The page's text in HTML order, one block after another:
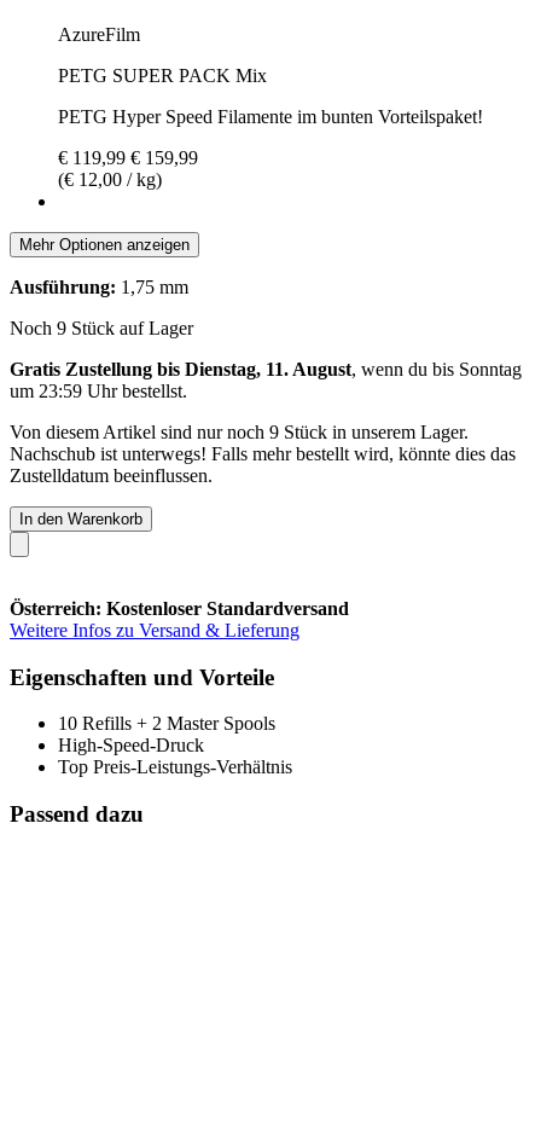
AzureFilm
PETG SUPER PACK Mix
PETG Hyper Speed Filamente im bunten Vorteilspaket!
€ 119,99 € 159,99
(€ 12,00 / kg)
Mehr Optionen anzeigen
Ausführung: 1,75 mm
Noch 9 Stück auf Lager
Gratis Zustellung bis Dienstag, 11. August, wenn du bis Sonntag
um 23:59 Uhrbestellst.
Von diesem Artikel sind nur noch 9 Stück in unserem Lager.
Nachschub ist unterwegs! Falls mehr bestellt wird, könnte dies das
Zustelldatum beeinflussen.
In den Warenkorb
Österreich: Kostenloser Standardversand
Weitere Infos zu Versand & Lieferung
Eigenschaften und Vorteile
10 Refills + 2 Master Spools
High-Speed-Druck
Top Preis-Leistungs-Verhältnis
Passend dazu